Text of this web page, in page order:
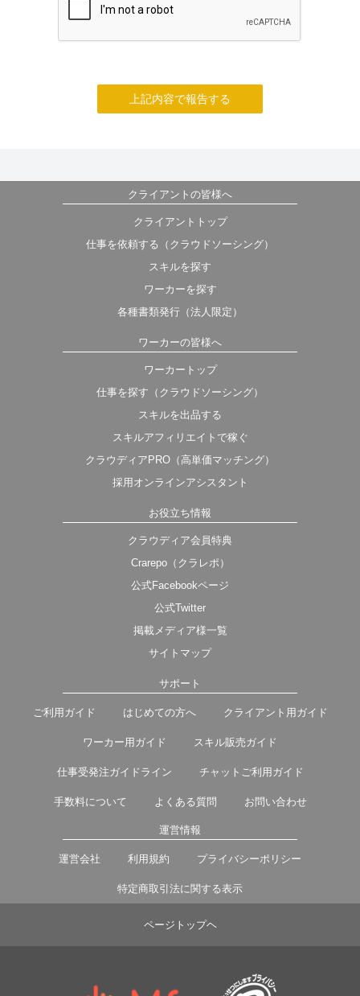
上記内容で報告する
クライアントの皆様へ
クライアントトップ
仕事を依頼する（クラウドソーシング）
スキルを探す
ワーカーを探す
各種書類発行（法人限定）
ワーカーの皆様へ
ワーカートップ
仕事を探す（クラウドソーシング）
スキルを出品する
スキルアフィリエイトで稼ぐ
クラウディアPRO（高単価マッチング）
採用オンラインアシスタント
お役立ち情報
クラウディア会員特典
Crarepo（クラレポ）
公式Facebookページ
公式Twitter
掲載メディア様一覧
サイトマップ
サポート
ご利用ガイド はじめての方へ クライアント用ガイド
ワーカー用ガイド スキル販売ガイド
仕事受発注ガイドライン チャットご利用ガイド
手数料について よくある質問 お問い合わせ
運営情報
運営会社 利用規約 プライバシーポリシー
特定商取引法に関する表示
ページトップヘ